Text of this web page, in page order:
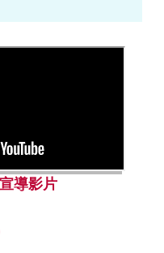
您！』
【線上申辦戶籍登記】 - 只要符合申辦資格，使用自然人憑證，就可24小時全天候在家申辦出生、死亡等多項戶籍登記。網址 : https://www.ris.gov.tw/app/portal/834
導影片